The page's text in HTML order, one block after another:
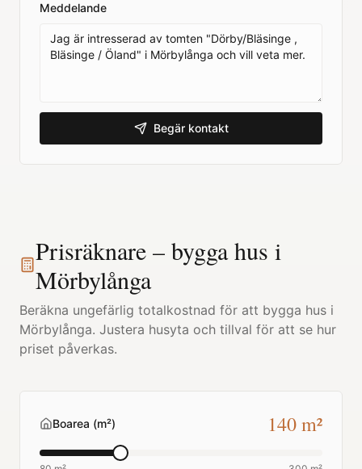
Meddelande
Begär kontakt
Prisräknare – bygga hus i
Mörbylånga
Beräkna ungefärlig totalkostnad för att bygga hus i
Mörbylånga. Justera husyta och tillval för att se hur
priset påverkas.
Boarea (m²) 140m²